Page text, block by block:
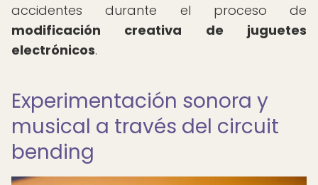
accidentes durante el proceso de
modificación creativa de juguetes
electrónicos.
Experimentación sonora y
musical a través del circuit
bending